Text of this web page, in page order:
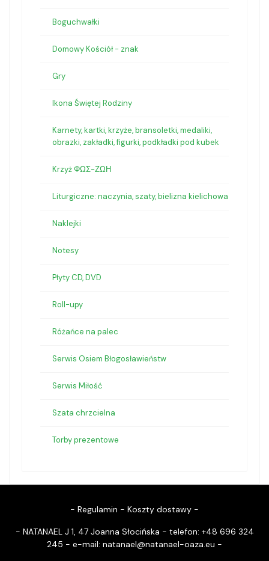
Boguchwałki
Domowy Kościół - znak
Gry
Ikona Świętej Rodziny
Karnety, kartki, krzyże, bransoletki, medaliki,
obrazki, zakładki, figurki, podkładki pod kubek
Krzyż ΦΩΣ-ΖΩΗ
Liturgiczne: naczynia, szaty, bielizna kielichowa
Naklejki
Notesy
Płyty CD, DVD
Roll-upy
Różańce na palec
Serwis Osiem Błogosławieństw
Serwis Miłość
Szata chrzcielna
Torby prezentowe
- Regulamin - Koszty dostawy -
- NATANAEL J 1, 47 Joanna Słocińska - telefon: +48 696 324
245 - e-mail: natanael@natanael-oaza.eu -